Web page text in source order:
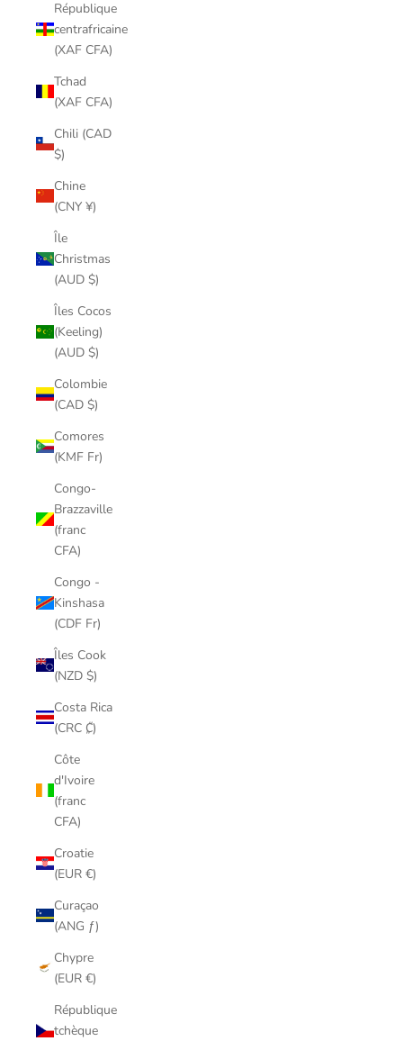
République
centrafricaine
(XAF CFA)
Tchad
(XAF CFA)
Chili (CAD
$)
Chine
(CNY ¥)
Île
Christmas
(AUD $)
Îles Cocos
(Keeling)
(AUD $)
Colombie
(CAD $)
Comores
(KMF Fr)
Congo-
Brazzaville
(franc
CFA)
Congo -
Kinshasa
(CDF Fr)
Îles Cook
(NZD $)
Costa Rica
(CRC ₡)
Côte
d'Ivoire
(franc
CFA)
Croatie
(EUR €)
Curaçao
(ANG ƒ)
Chypre
(EUR €)
République
tchèque